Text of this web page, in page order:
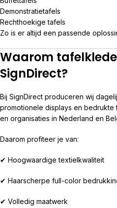
Demonstratietafels
Rechthoekige tafels
Zo is er altijd een passende
Waarom
SignDirect?
Bij SignDirect produceren wij
promotionele displays en
en organisaties in Nederland en
Daarom profiteer je van:
✔ Hoogwaardige textielkwaliteit
✔ Haarscherpe full-color
✔ Volledig maatwerk